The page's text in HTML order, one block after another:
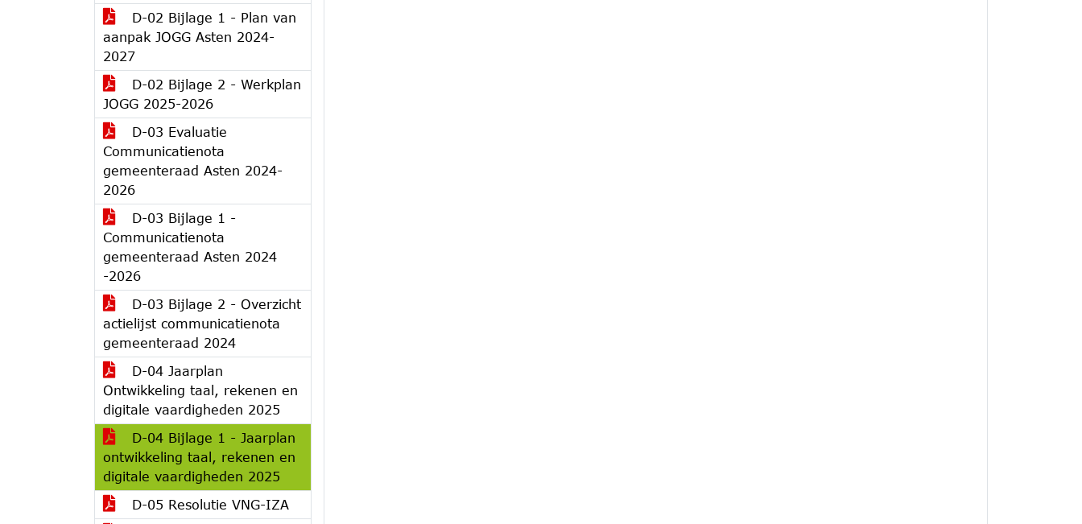
D-02 Bijlage 1 - Plan van
aanpak JOGG Asten 2024-
2027
D-02 Bijlage 2 - Werkplan
JOGG 2025-2026
D-03 Evaluatie
Communicatienota
gemeenteraad Asten 2024-
2026
D-03 Bijlage 1 -
Communicatienota
gemeenteraad Asten 2024
-2026
D-03 Bijlage 2 - Overzicht
actielijst communicatienota
gemeenteraad 2024
D-04 Jaarplan
Ontwikkeling taal, rekenen en
digitale vaardigheden 2025
D-04 Bijlage 1 - Jaarplan
ontwikkeling taal, rekenen en
digitale vaardigheden 2025
D-05 Resolutie VNG-IZA